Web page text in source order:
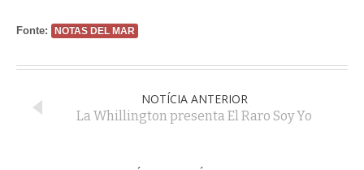
Fonte: NOTAS DEL MAR
NOTÍCIA ANTERIOR
La Whillington presenta El Raro Soy Yo